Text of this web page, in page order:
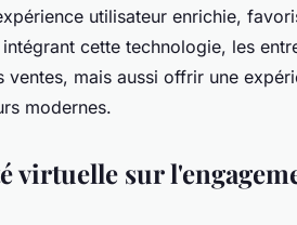
utilisateur enrichie,
cette technologie, les
ventes, mais aussi offrir une
modernes.
virtuelle sur